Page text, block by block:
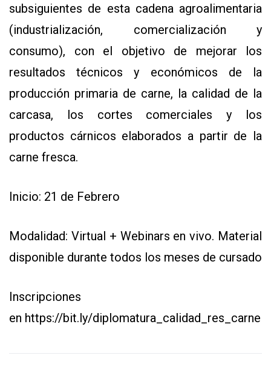
subsiguientes de esta cadena agroalimentaria
(industrialización, comercialización y
consumo), con el objetivo de mejorar los
resultados técnicos y económicos de la
producción primaria de carne, la calidad de la
carcasa, los cortes comerciales y los
productos cárnicos elaborados a partir de la
carne fresca.
Inicio: 21 de Febrero
Modalidad: Virtual + Webinars en vivo. Material
disponible durante todos los meses de cursado
Inscripciones
en https://bit.ly/diplomatura_calidad_res_carne